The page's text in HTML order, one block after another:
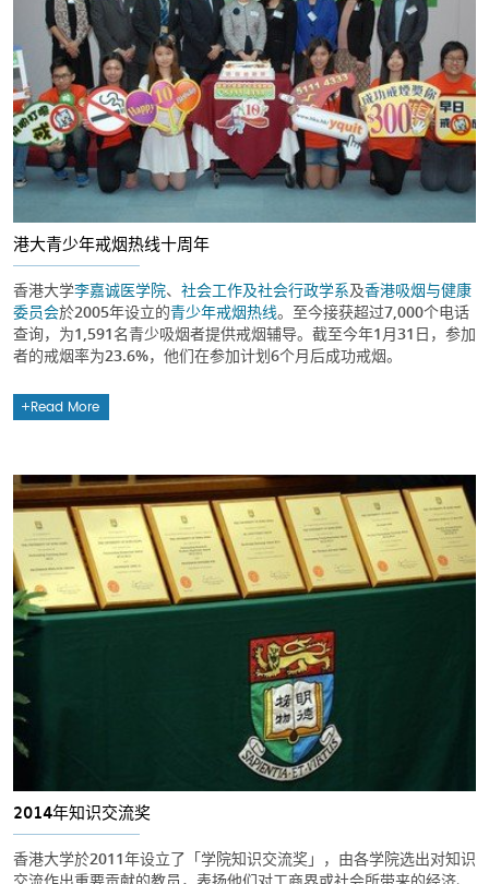
港大青少年戒烟热线十周年
香港大学李嘉诚医学院、 社会工作及社会行政学系及香港吸烟与健康
委员会於2005年设立的青少年戒烟热线。至今接获超过7,000个电话
查询，为1,591名青少吸烟者提供戒烟辅导。截至今年1月31日，参加
者的戒烟率为23.6%，他们在参加计划6个月后成功戒烟。
Read More
2014年知识交流奖
香港大学於2011年设立了「学院知识交流奖」，由各学院选出对知识